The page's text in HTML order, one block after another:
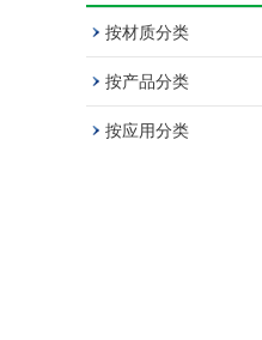
按材质分类
按产品分类
按应用分类